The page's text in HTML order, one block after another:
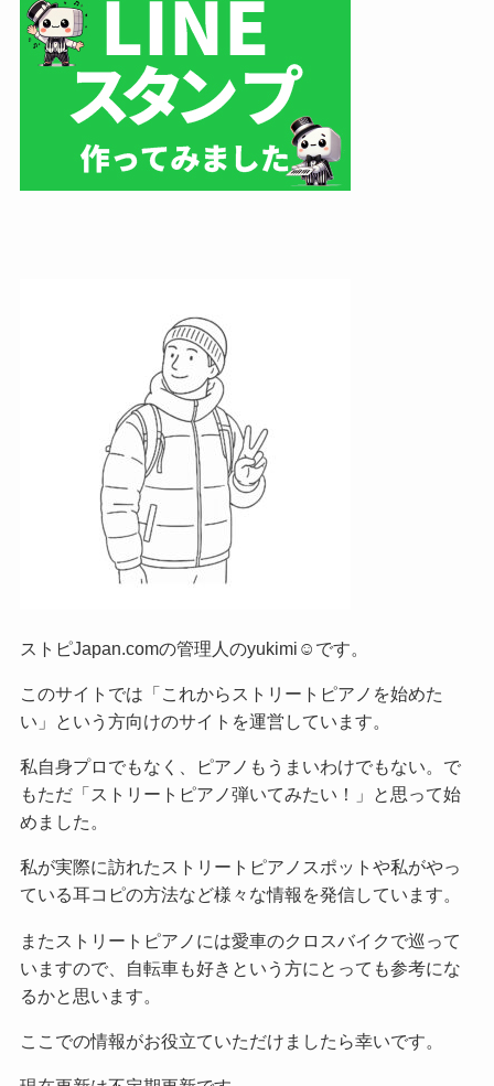
ストピJapan.comの管理人のyukimi☺です。
このサイトでは「これからストリートピアノを始めた
い」という方向けのサイトを運営しています。
私自身プロでもなく、ピアノもうまいわけでもない。で
もただ「ストリートピアノ弾いてみたい！」と思って始
めました。
私が実際に訪れたストリートピアノスポットや私がやっ
ている耳コピの方法など様々な情報を発信しています。
またストリートピアノには愛車のクロスバイクで巡って
いますので、自転車も好きという方にとっても参考にな
るかと思います。
ここでの情報がお役立ていただけましたら幸いです。